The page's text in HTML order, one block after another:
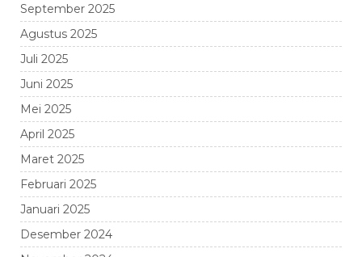
September 2025
Agustus 2025
Juli 2025
Juni 2025
Mei 2025
April 2025
Maret 2025
Februari 2025
Januari 2025
Desember 2024